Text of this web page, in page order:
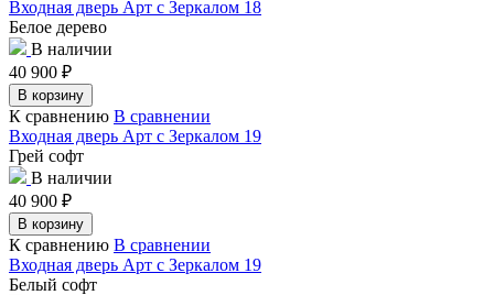
Входная дверь Арт с Зеркалом 18
Белое дерево
В наличии
40 900 ₽
В корзину
К сравнению В сравнении
Входная дверь Арт с Зеркалом 19
Грей софт
В наличии
40 900 ₽
В корзину
К сравнению В сравнении
Входная дверь Арт с Зеркалом 19
Белый софт